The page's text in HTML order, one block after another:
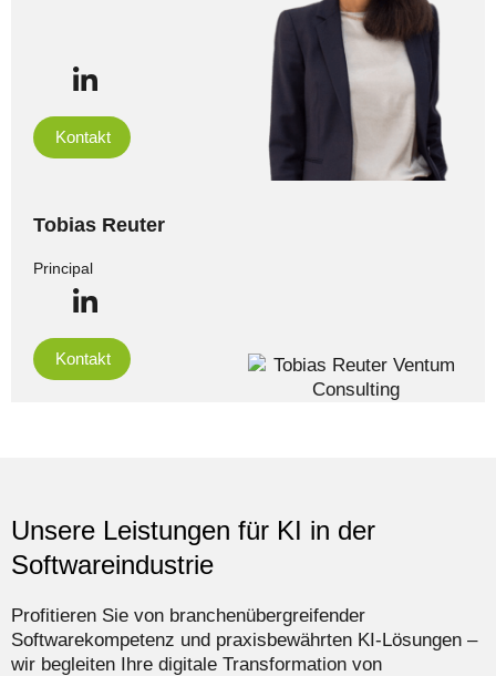
Kontakt
Tobias Reuter
Principal
Kontakt
Unsere Leistungen für KI in der
Softwareindustrie
Profitieren Sie von branchenübergreifender
Softwarekompetenz und praxisbewährten KI-Lösungen –
wir begleiten Ihre digitale Transformation von